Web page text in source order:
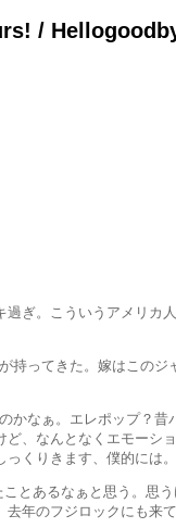
/
ぎ。こういうアメリカ
持ってきた。嫁はこのジ
かなぁ。エレポップ？昔
、なんとなくエモーシ
くりきます、僕的には。
とあるなぁと思う。思
年のフジロックにも来て